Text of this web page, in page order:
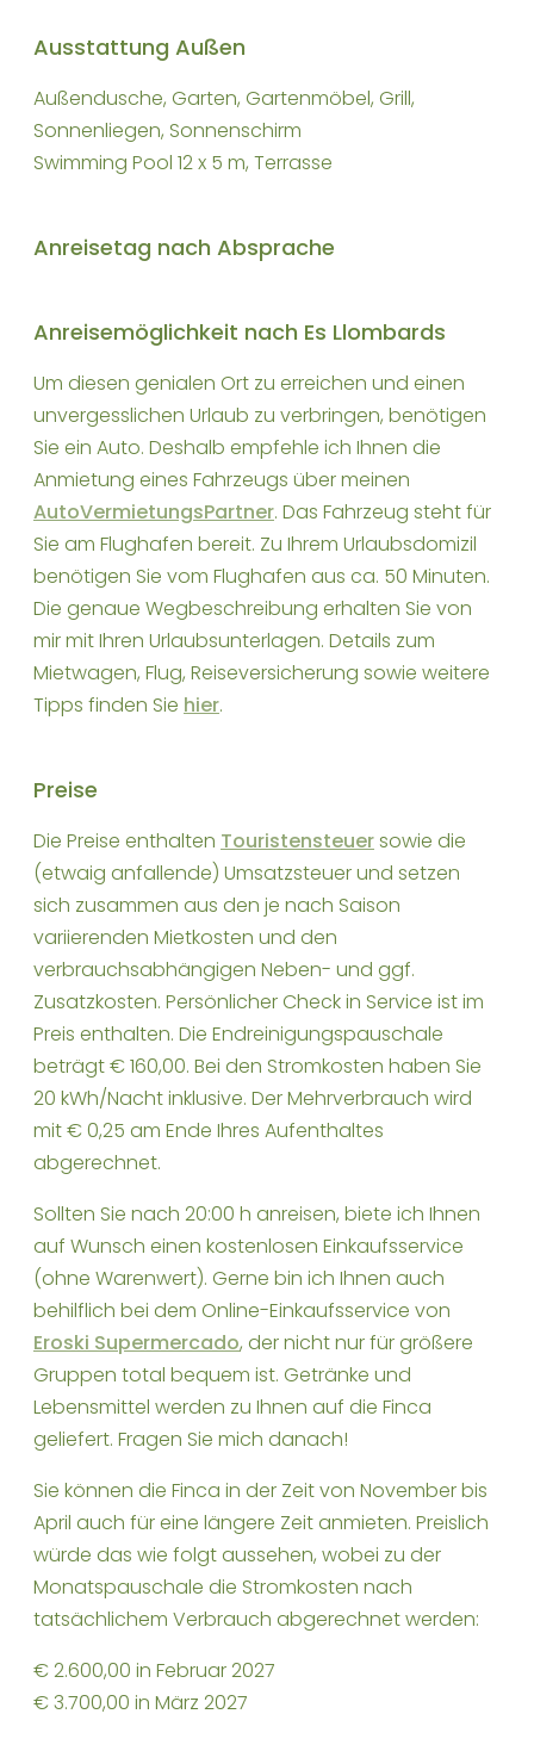
Ausstattung Außen
Außendusche, Garten, Gartenmöbel, Grill,
Sonnenliegen, Sonnenschirm
Swimming Pool 12 x 5 m, Terrasse
Anreisetag nach Absprache
Anreisemöglichkeit nach Es Llombards
Um diesen genialen Ort zu erreichen und einen
unvergesslichen Urlaub zu verbringen, benötigen
Sie ein Auto. Deshalb empfehle ich Ihnen die
Anmietung eines Fahrzeugs über meinen
AutoVermietungsPartner. Das Fahrzeug steht für
Sie am Flughafen bereit. Zu Ihrem Urlaubsdomizil
benötigen Sie vom Flughafen aus ca. 50 Minuten.
Die genaue Wegbeschreibung erhalten Sie von
mir mit Ihren Urlaubsunterlagen. Details zum
Mietwagen, Flug, Reiseversicherung sowie weitere
Tipps finden Sie hier.
Preise
Die Preise enthalten Touristensteuersowie die
(etwaig anfallende) Umsatzsteuer und setzen
sich zusammen aus den je nach Saison
variierenden Mietkosten und den
verbrauchsabhängigen Neben- und ggf.
Zusatzkosten. Persönlicher Check in Service ist im
Preis enthalten. Die Endreinigungspauschale
beträgt € 160,00. Bei den Stromkosten haben Sie
20 kWh/Nacht inklusive. Der Mehrverbrauch wird
mit € 0,25 am Ende Ihres Aufenthaltes
abgerechnet.
Sollten Sie nach 20:00 h anreisen, biete ich Ihnen
auf Wunsch einen kostenlosen Einkaufsservice
(ohne Warenwert). Gerne bin ich Ihnen auch
behilflich bei dem Online-Einkaufsservice von
Eroski Supermercado, der nicht nur für größere
Gruppen total bequem ist. Getränke und
Lebensmittel werden zu Ihnen auf die Finca
geliefert. Fragen Sie mich danach!
Sie können die Finca in der Zeit von November bis
April auch für eine längere Zeit anmieten. Preislich
würde das wie folgt aussehen, wobei zu der
Monatspauschale die Stromkosten nach
tatsächlichem Verbrauch abgerechnet werden:
€ 2.600,00 in Februar 2027
€ 3.700,00 in März 2027